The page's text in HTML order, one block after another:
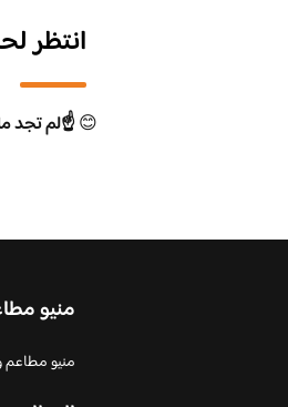
انتظر
😊☝️لم تجد
منيو
منيو مطاعم